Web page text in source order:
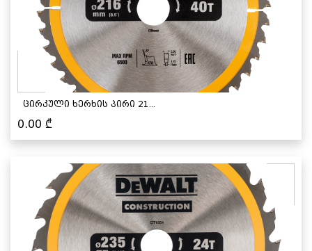
ცირკული ხერხის პირი 21...
0.00 ₾